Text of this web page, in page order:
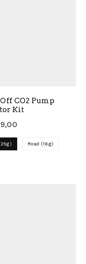
CO2 Pump
Kit
Road (16g)